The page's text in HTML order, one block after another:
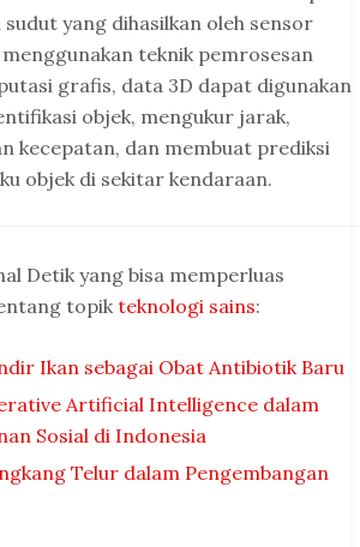
yang dihasilkan oleh sensor
teknik pemrosesan
grafis, data 3D dapat digunakan
objek, mengukur jarak,
kecepatan, dan membuat prediksi
objek di sekitar kendaraan.
Detik yang bisa memperluas
topik teknologi sains:
Ikan sebagai Obat Antibiotik Baru
Artificial Intelligence dalam
Sosial di Indonesia
Telur dalam Pengembangan